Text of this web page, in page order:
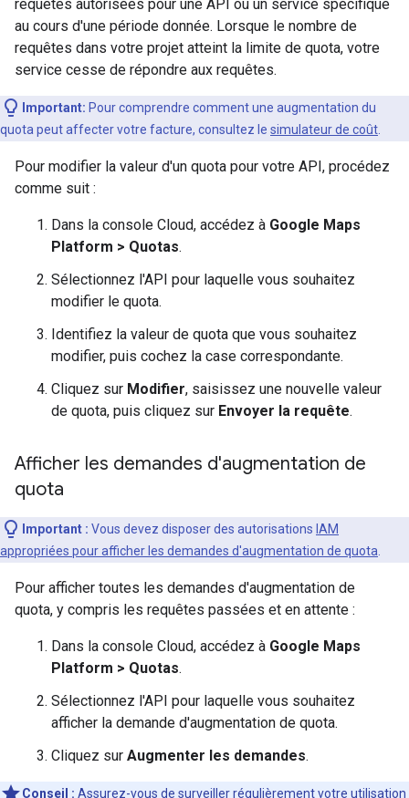
requêtes autorisées pour une API ou un service spécifique
au cours d'une période donnée. Lorsque le nombre de
requêtes dans votre projet atteint la limite de quota, votre
service cesse de répondre aux requêtes.
Important: Pour comprendre comment une augmentation du
quota peut affecter votre facture, consultez le simulateur de coût
Pour modifier la valeur d'un quota pour votre API, procédez
comme suit :
Dans la console Cloud, accédez à Google Maps
Platform > Quotas.
Sélectionnez l'API pour laquelle vous souhaitez
modifier le quota.
Identifiez la valeur de quota que vous souhaitez
modifier, puis cochez la case correspondante.
Cliquez sur Modifier, saisissez une nouvelle valeur
de quota, puis cliquez sur Envoyer la requête.
Afficher les demandes d'augmentation de
quota
Important : Vous devez disposer des autorisations IAM
appropriées pour afficher les demandes d'augmentation de quota
Pour afficher toutes les demandes d'augmentation de
quota, y compris les requêtes passées et en attente :
Dans la console Cloud, accédez à Google Maps
Platform > Quotas.
Sélectionnez l'API pour laquelle vous souhaitez
afficher la demande d'augmentation de quota.
Cliquez sur Augmenter les demandes.
Conseil : Assurez-vous de surveiller régulièrement votre utilisation